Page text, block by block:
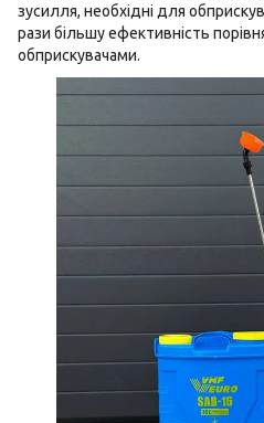
зусилля, необхідні для
рази більшу ефективність
обприскувачами.